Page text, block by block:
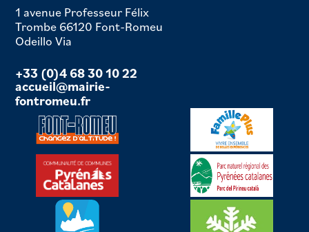
1 avenue Professeur Félix
Trombe 66120 Font-Romeu
Odeillo Via
+33 (0)4 68 30 10 22
accueil@mairie-
fontromeu.fr